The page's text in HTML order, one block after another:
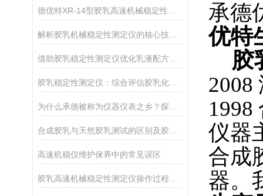
解析胶乳机械稳定性测定仪的核心技术：变频调速与动平衡
借助胶乳稳定性测定仪优化乳液配方设计
胶乳稳定性测定仪：综合评估胶乳化学与机械稳定性的设备
合成胶乳与天然胶乳测试的区别及胶乳机械稳定性测定仪选型
高速机稳仪维护保养中的常见误区
承德
优特
胶
2008
仪器
合成
器。